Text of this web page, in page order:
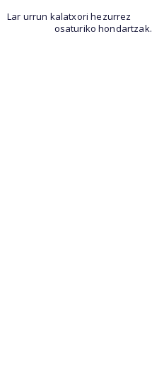
Lar urrun kalatxori hezurrez
osaturiko hondartzak.